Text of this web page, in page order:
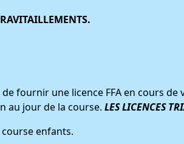
fournir une licence FFA en cours
au jour de la course. LES LICENCES
enfants.